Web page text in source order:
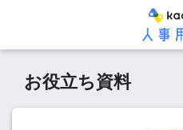
お役立ち資料